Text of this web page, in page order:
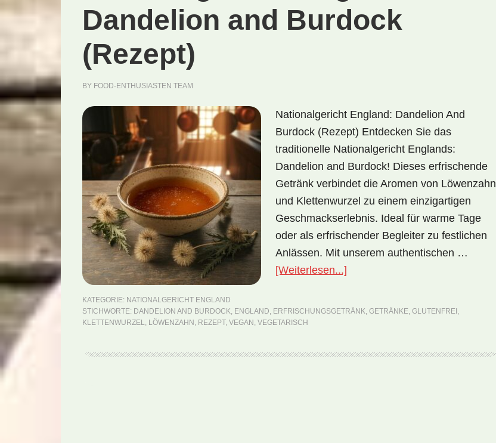
Dandelion and Burdock
(Rezept)
BY FOOD-ENTHUSIASTEN TEAM
Nationalgericht England: Dandelion And
Burdock (Rezept) Entdecken Sie das
traditionelle Nationalgericht Englands:
Dandelion and Burdock! Dieses erfrischende
Getränk verbindet die Aromen von Löwenzahn
und Klettenwurzel zu einem einzigartigen
Geschmackserlebnis. Ideal für warme Tage
oder als erfrischender Begleiter zu festlichen
Anlässen. Mit unserem authentischen …
[Weiterlesen...]
Dandelion
(Rezept)
KATEGORIE: NATIONALGERICHT ENGLAND
STICHWORTE: DANDELION AND BURDOCK, ENGLAND, ERFRISCHUNGSGETRÄNK, GETRÄNKE, GLUTENFREI ,
KLETTENWURZEL, LÖWENZAHN , REZEPT, VEGAN , VEGETARISCH